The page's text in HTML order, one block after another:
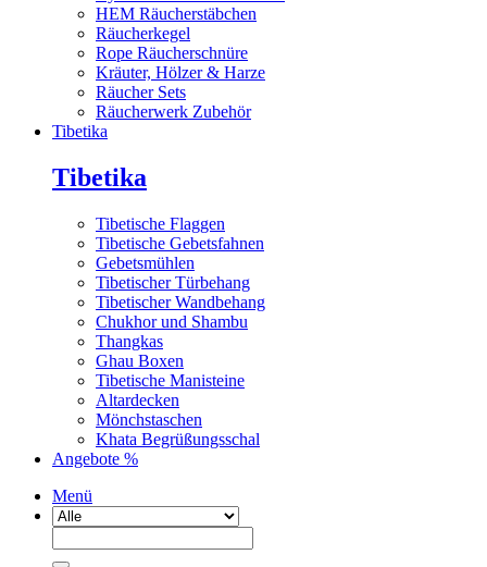
HEM Räucherstäbchen
Räucherkegel
Rope Räucherschnüre
Kräuter, Hölzer & Harze
Räucher Sets
Räucherwerk Zubehör
Tibetika
Tibetika
Tibetische Flaggen
Tibetische Gebetsfahnen
Gebetsmühlen
Tibetischer Türbehang
Tibetischer Wandbehang
Chukhor und Shambu
Thangkas
Ghau Boxen
Tibetische Manisteine
Altardecken
Mönchstaschen
Khata Begrüßungsschal
Angebote %
Menü